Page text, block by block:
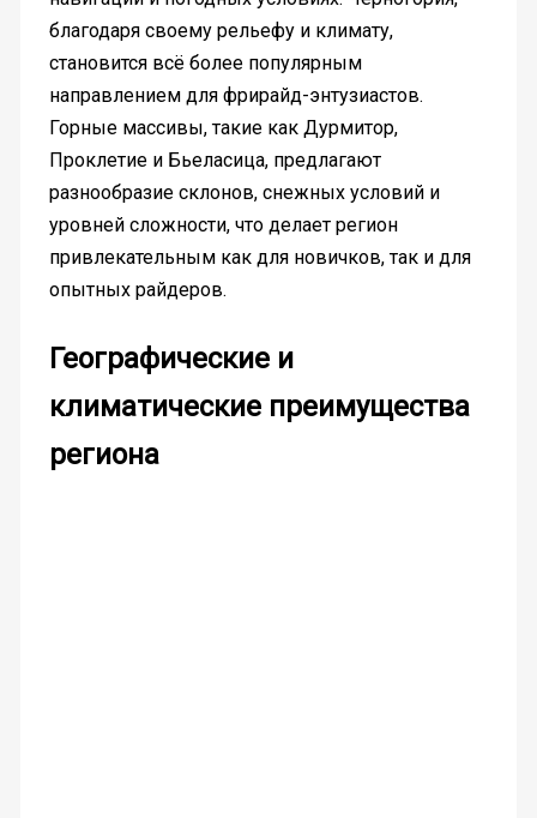
благодаря своему рельефу и климату,
становится всё более популярным
направлением для фрирайд-энтузиастов.
Горные массивы, такие как Дурмитор,
Проклетие и Бьеласица, предлагают
разнообразие склонов, снежных условий и
уровней сложности, что делает регион
привлекательным как для новичков, так и для
опытных райдеров.
Географические и
климатические преимущества
региона